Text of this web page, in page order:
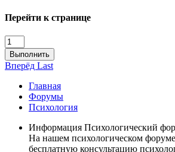
Перейти к странице
Выполнить
Вперёд Last
Главная
Форумы
Психология
Информация Психологический
На нашем психологическом
бесплатную консультацию